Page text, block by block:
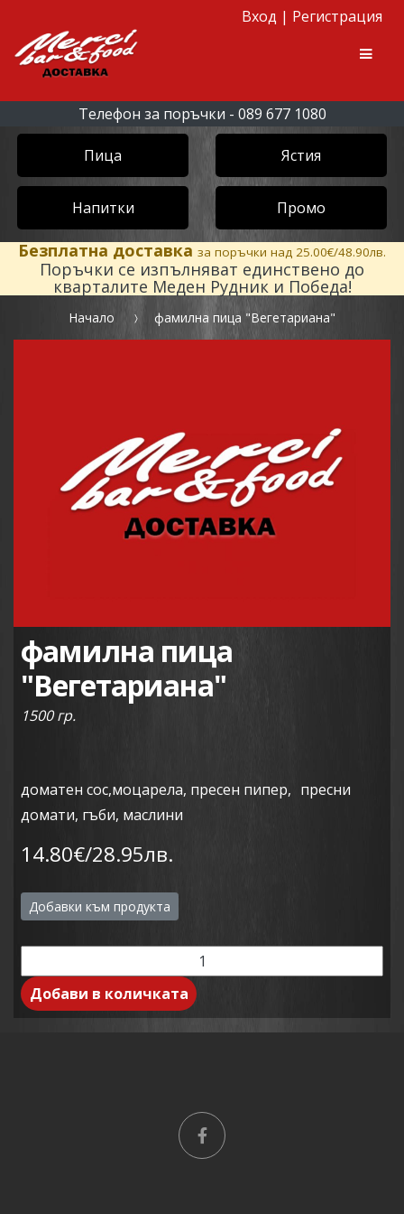
Вход | Регистрация
Skip to navigation
Skip to content
Телефон за поръчки - 089 677 1080
Пица Ястия
Напитки Промо
Безплатна доставка за поръчки над 25.00€/48.90лв.
Поръчки се изпълняват единствено до
кварталите Меден Рудник и Победа!
Начало фамилна пица "Вегетариана"
фамилна пица
"Вегетариана"
1500 гр.
доматен сос,моцарела, пресен пипер, пресни
домати, гъби, маслини
14.80€/28.95лв.
Добавки към продукта
Добави в количката